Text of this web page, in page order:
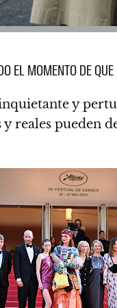
EL MOMENTO DE
y
reales pueden